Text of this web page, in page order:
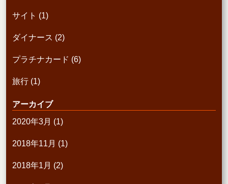
サイト (1)
ダイナース (2)
プラチナカード (6)
旅行 (1)
アーカイブ
2020年3月 (1)
2018年11月 (1)
2018年1月 (2)